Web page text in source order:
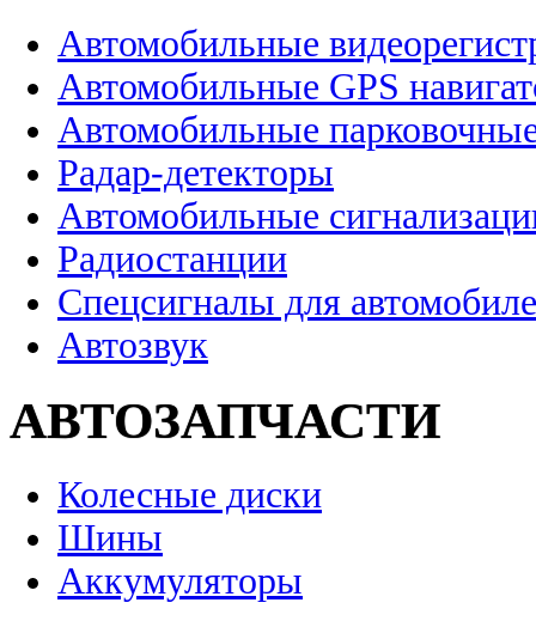
Автомобильные
Автомобильные GPS
Автомобильные
Радар-детекторы
Автомобильные
Радиостанции
Спецсигналы для
Автозвук
АВТОЗАПЧАСТИ
Колесные диски
Шины
Аккумуляторы